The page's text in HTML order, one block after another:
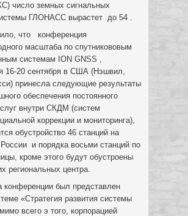
число земных сигнальных
ГЛОНАСС вырастет до 54 .
что конференция
масштаба по спутникововым
системам ION GNSS ,
16-20 сентября в США (Нэшвил,
принесла следующие результаты
обеспечения постоянного
внутри СКДМ (систем
коррекции и мониторинга),
обустройство 46 станций на
России и порядка восьми станций по
кроме этого будут обустроены
региональных центра.
был представлен
«Стратегия развития системы
всего э того, корпорацией